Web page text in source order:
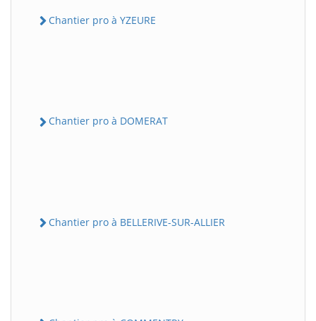
Chantier pro à YZEURE
Chantier pro à DOMERAT
Chantier pro à BELLERIVE-SUR-ALLIER